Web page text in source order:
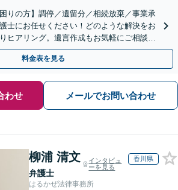
りの方】調停／遺留分／相続放棄／事業承
士にお任せください！どのような解決をお
ヒアリング。遺言作成もお気軽にご相談く
料金表を見る
わせ メールでお問い合わせ
柳浦 清文
弁護士
インタビュ
ーを見る
香川県
はるかぜ法律事務所